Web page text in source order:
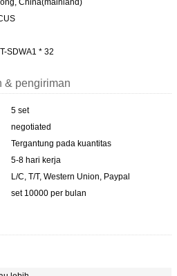
China(mainland)
SDWA1 * 32
& pengiriman
5 set
negotiated
Tergantung pada kuantitas
5-8 hari kerja
L/C, T/T, Western Union, Paypal
set 10000 per bulan